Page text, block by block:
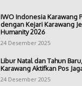
IWO Indonesia Karawang
dengan Kejari Karawang
Humanity 2026
24 Desember 2025
Libur Natal dan Tahun
Karawang Aktifkan Pos
24 Desember 2025